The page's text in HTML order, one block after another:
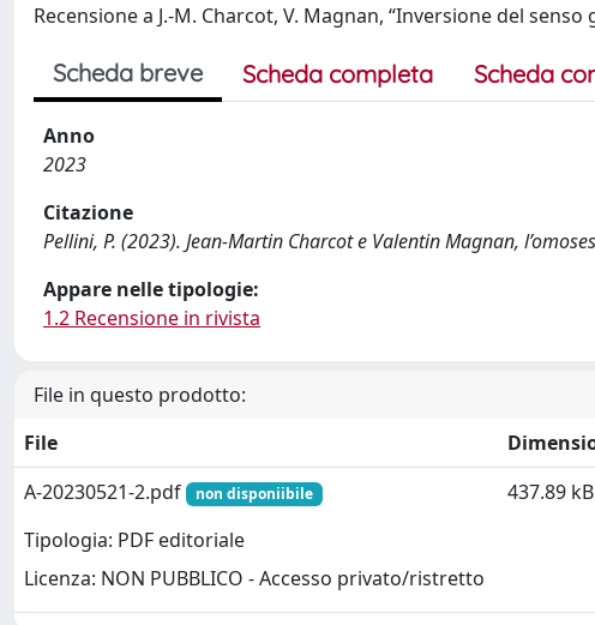
Recensione a J.-M. Charcot, V. Magnan, “Inversione del
Scheda breve Scheda completa Scheda
Anno
2023
Citazione
Pellini, P. (2023). Jean-Martin Charcot e Valentin Magnan,
Appare nelle tipologie:
1.2 Recensione in rivista
File in questo prodotto:
File
A-20230521-2.pdf
non disponiibile
Tipologia: PDF editoriale
Licenza: NON PUBBLICO - Accesso privato/ristretto
437.89 kB